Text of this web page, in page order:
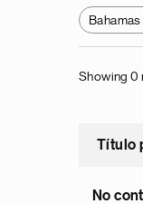
Bahamas
Showing 0
Título
No